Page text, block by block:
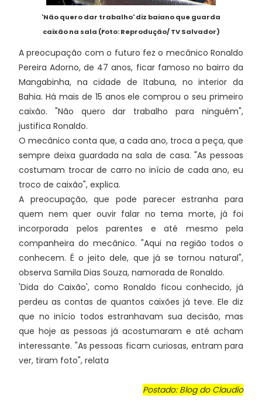
'Não quero dar trabalho' diz baiano que guarda
caixão na sala (Foto: Reprodução/ TV Salvador)
A preocupação com o futuro fez o mecânico Ronaldo
Pereira Adorno, de 47 anos, ficar famoso no bairro da
Mangabinha, na cidade de Itabuna, no interior da
Bahia. Há mais de 15 anos ele comprou o seu primeiro
caixão. "Não quero dar trabalho para ninguém",
justifica Ronaldo.
O mecânico conta que, a cada ano, troca a peça, que
sempre deixa guardada na sala de casa. "As pessoas
costumam trocar de carro no início de cada ano, eu
troco de caixão", explica.
A preocupação, que pode parecer estranha para
quem nem quer ouvir falar no tema morte, já foi
incorporada pelos parentes e até mesmo pela
companheira do mecânico. "Aqui na região todos o
conhecem. É o jeito dele, que já se tornou natural",
observa Samila Dias Souza, namorada de Ronaldo.
'Dida do Caixão', como Ronaldo ficou conhecido, já
perdeu as contas de quantos caixões já teve. Ele diz
que no início todos estranhavam sua decisão, mas
que hoje as pessoas já acostumaram e até acham
interessante. "As pessoas ficam curiosas, entram para
ver, tiram foto", relata
Postado: Blog do Claudio